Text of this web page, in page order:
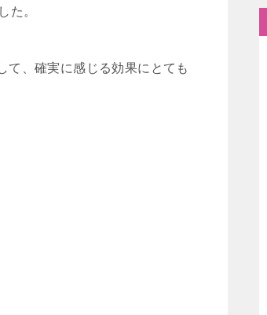
た。
て、確実に感じる効果にとても